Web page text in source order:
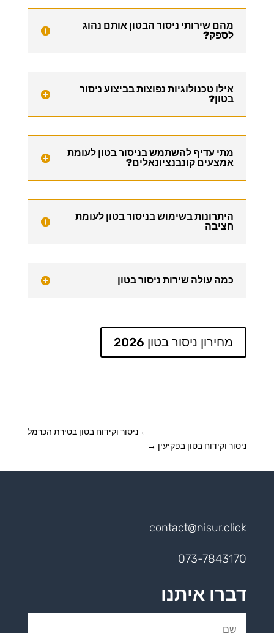
מהם שירותי ניסור הבטון אותם נהוג
לספק?
אילו טכנולוגיות נפוצות בביצוע ניסור
בטון?
מתי עדיף להשתמש בניסור בטון לעומת
אמצעים קונבנציונאלים?
היתרונות בשימוש בניסור בטון לעומת
חציבה
כמה עולה שירות ניסור בטון
מחירון ניסור בטון 2026
←ניסור וקידוח בטון בטירת הכרמל
ניסור וקידוח בטון בפקיעין →
contact@nisur.click
073-7843170
דברו איתנו